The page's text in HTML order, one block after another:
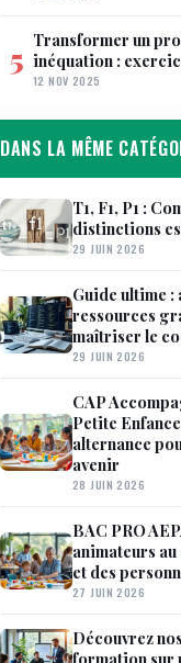
5 Transformer un
inéquation :
12 NOV 2025
DANS LA MÊME
T1, F1, P1 :
distinctions
29 JUIN 2026
Guide ultime :
ressources
maîtriser le
29 JUIN 2026
CAP
Petite
alternance
avenir
28 JUIN 2026
BAC PRO
animateurs
et des
27 JUIN 2026
Découvrez
formation sur